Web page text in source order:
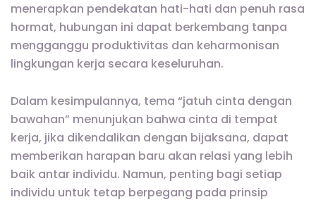
menerapkan pendekatan hati-hati dan penuh rasa
hormat, hubungan ini dapat berkembang tanpa
mengganggu produktivitas dan keharmonisan
lingkungan kerja secara keseluruhan.
Dalam kesimpulannya, tema “jatuh cinta dengan
bawahan” menunjukan bahwa cinta di tempat
kerja, jika dikendalikan dengan bijaksana, dapat
memberikan harapan baru akan relasi yang lebih
baik antar individu. Namun, penting bagi setiap
individu untuk tetap berpegang pada prinsip